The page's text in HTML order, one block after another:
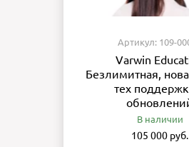
Артикул: 109-
Varwin
Безлимитная,
тех
В наличии
105 000 руб.